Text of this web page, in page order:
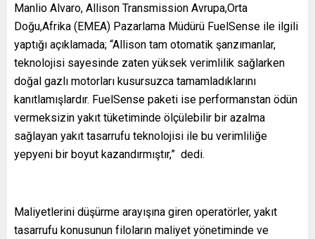
Manlio Alvaro, Allison Transmission Avrupa,Orta
Doğu,Afrika (EMEA) Pazarlama Müdürü FuelSense ile ilgili
yaptığı açıklamada; “Allison tam otomatik şanzımanlar,
teknolojisi sayesinde zaten yüksek verimlilik sağlarken
doğal gazlı motorları kusursuzca tamamladıklarını
kanıtlamışlardır. FuelSense paketi ise performanstan ödün
vermeksizin yakıt tüketiminde ölçülebilir bir azalma
sağlayan yakıt tasarrufu teknolojisi ile bu verimliliğe
yepyeni bir boyut kazandırmıştır,” dedi.
Maliyetlerini düşürme arayışına giren operatörler, yakıt
tasarrufu konusunun filoların maliyet yönetiminde ve